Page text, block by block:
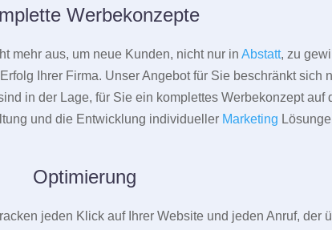
Werbekonzepte
mehr aus, um neue Kunden, nicht nur inAbstatt, zu
Ihrer Firma. Unser Angebot für Sie beschränkt sich
in der Lage, für Sie ein komplettes Werbekonzept auf
und die Entwicklung individueller Marketing
Optimierung
jeden Klick auf Ihrer Website und jeden Anruf, der